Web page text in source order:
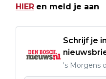
HIER en meld je aan
Schrijf je
's Morgens